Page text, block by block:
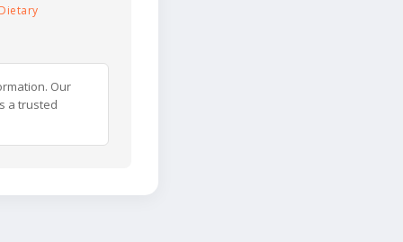
Our
a trusted